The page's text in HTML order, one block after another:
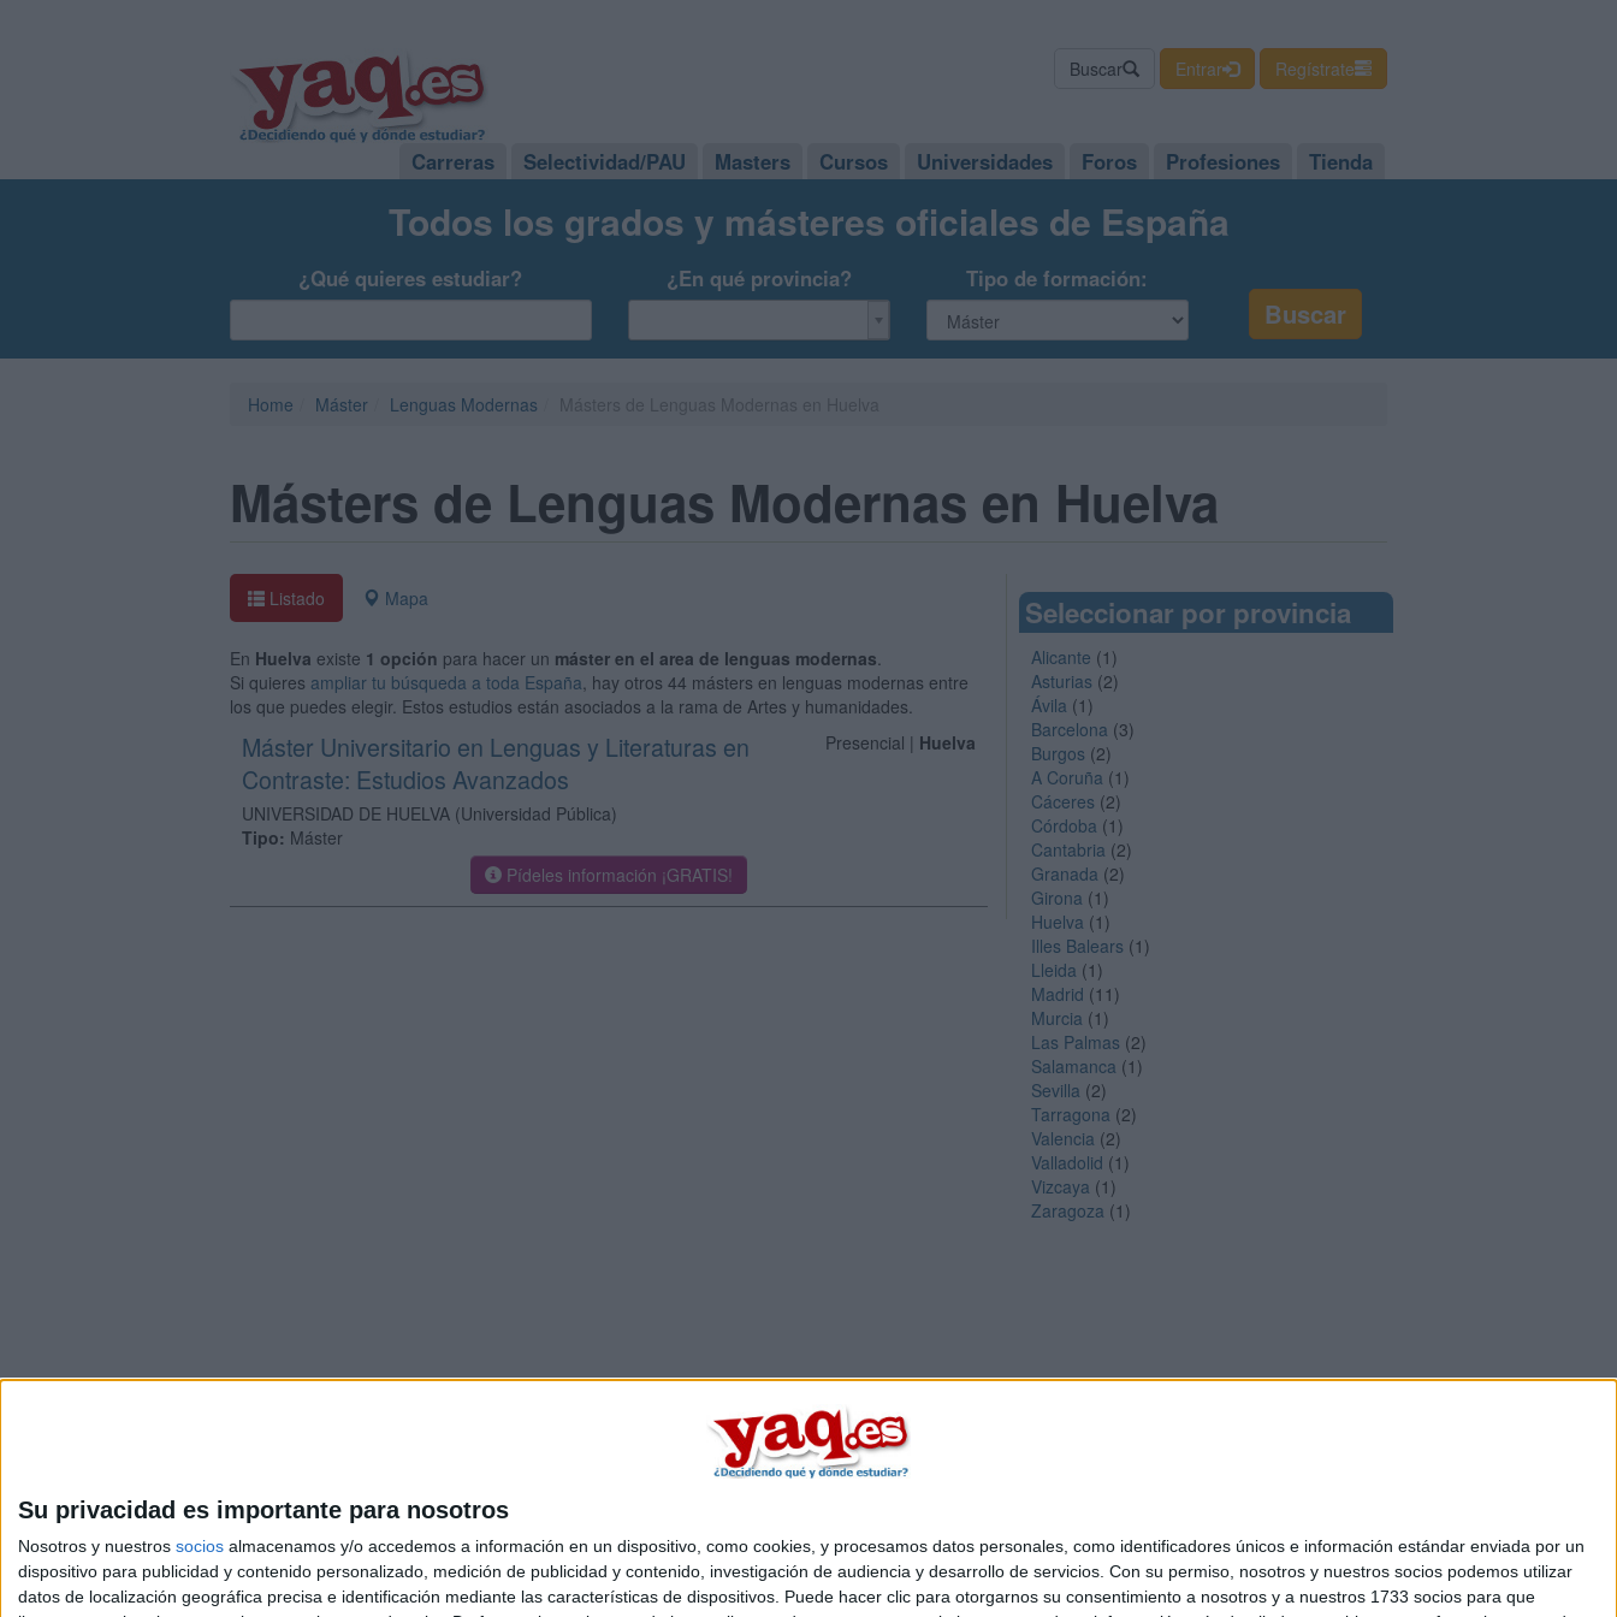
Su privacidad es importante para nosotros
Nosotros y nuestros socios almacenamos y/o accedemos a información en un dispositivo, como cookies, y procesamos datos personales, como identificadores únicos e información estándar enviada por un
dispositivo para publicidad y contenido personalizado, medición de publicidad y contenido, investigación de audiencia y desarrollo de servicios. Con su permiso, nosotros y nuestros socios podemos utilizar
datos de localización geográfica precisa e identificación mediante las características de dispositivos. Puede hacer clic para otorgarnos su consentimiento a nosotros y a nuestros 1733 socios para que
Buscar Entrar Regístrate
Carreras Selectividad/PAU Masters Cursos Universidades Foros Profesiones Tienda
Todos los grados y másteres oficiales de España
¿Qué quieres estudiar? ¿En qué provincia? Tipo de formación:
Home Máster Lenguas Modernas
Másters de Lenguas Modernas en Huelva
Listado Mapa
En Huelva existe 1 opción para hacer un máster en el area de lenguas modernas.
Si quieres ampliar tu búsqueda a toda España, hay otros 44 másters en lenguas modernas entre
los que puedes elegir. Estos estudios están asociados a la rama de Artes y humanidades.
Presencial | Huelva
Máster Universitario en Lenguas y Literaturas en
Contraste: Estudios Avanzados
UNIVERSIDAD DE HUELVA (Universidad Pública)
Tipo: Máster
Pídeles información ¡GRATIS!
Seleccionar por provincia
Alicante (1)
Asturias (2)
Ávila (1)
Barcelona (3)
Burgos (2)
A Coruña (1)
Cáceres (2)
Córdoba (1)
Cantabria (2)
Granada (2)
Girona (1)
Huelva (1)
Illes Balears (1)
Lleida (1)
Madrid (11)
Murcia (1)
Las Palmas (2)
Salamanca (1)
Sevilla (2)
Tarragona (2)
Valencia (2)
Valladolid (1)
Vizcaya (1)
Zaragoza (1)
Quiénes somos|Contactar|Anúnciate
Aviso legal|Politica de privacidad|Condiciones generales|Política de cookies
© 2003-2026Compás Mediterráneo S.L.- Diego de León 47 - 28006 Madrid [ESPAÑA] - Tel. +34 91 593 2767